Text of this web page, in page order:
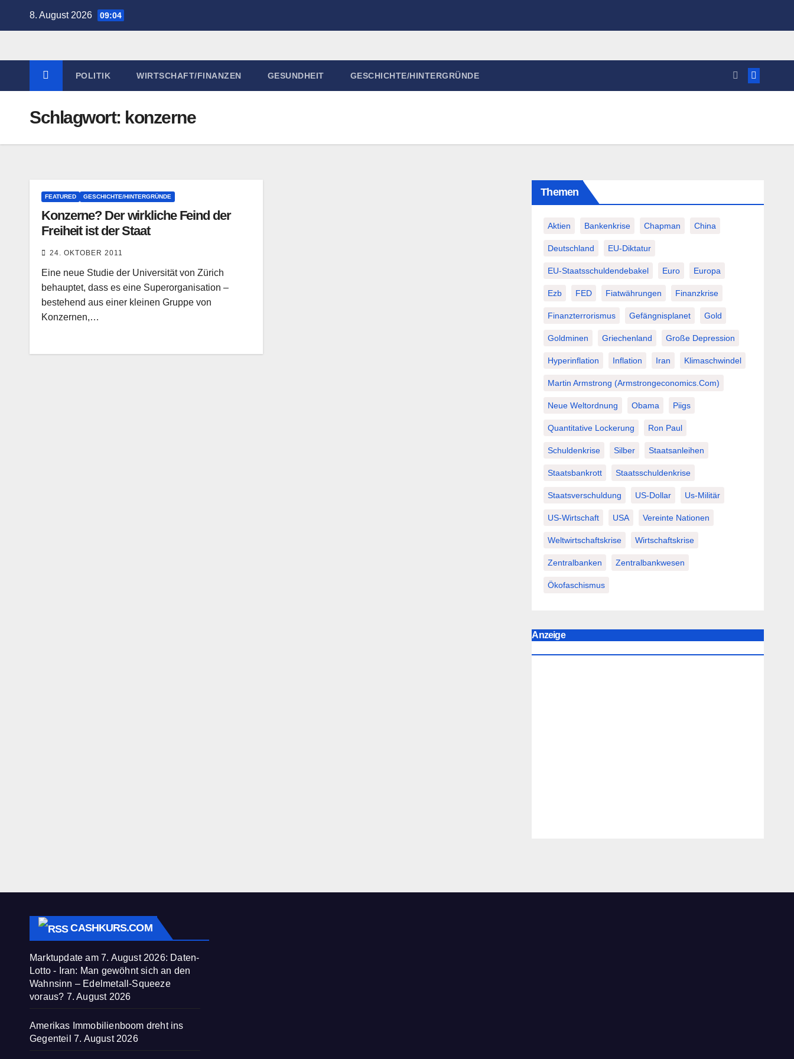
8. August 2026 09:04
POLITIK WIRTSCHAFT/FINANZEN GESUNDHEIT GESCHICHTE/HINTERGRÜNDE
Schlagwort: konzerne
FEATURED GESCHICHTE/HINTERGRÜNDE
Konzerne? Der wirkliche Feind der
Freiheit ist der Staat
24. OKTOBER 2011
Eine neue Studie der Universität von Zürich
behauptet, dass es eine Superorganisation –
bestehend aus einer kleinen Gruppe von
Konzernen,…
Themen
Aktien Bankenkrise Chapman China
Deutschland EU-Diktatur
EU-Staatsschuldendebakel Euro Europa
Ezb FED Fiatwährungen Finanzkrise
Finanzterrorismus Gefängnisplanet Gold
Goldminen Griechenland Große Depression
Hyperinflation Inflation Iran Klimaschwindel
Martin Armstrong (Armstrongeconomics.com)
Neue Weltordnung Obama Piigs
Quantitative Lockerung Ron Paul
Schuldenkrise Silber Staatsanleihen
Staatsbankrott Staatsschuldenkrise
Staatsverschuldung US-Dollar Us-Militär
US-Wirtschaft USA Vereinte Nationen
Weltwirtschaftskrise Wirtschaftskrise
Zentralbanken Zentralbankwesen
Ökofaschismus
Anzeige
CASHKURS.COM
Marktupdate am 7. August 2026: Daten-
Lotto - Iran: Man gewöhnt sich an den
Wahnsinn – Edelmetall-Squeeze
voraus? 7. August 2026
Amerikas Immobilienboom dreht ins
Gegenteil 7. August 2026